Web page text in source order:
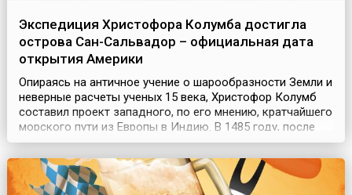
Экспедиция Христофора Колумба достигла
острова Сан-Сальвадор – официальная дата
открытия Америки
Опираясь на античное учение о шарообразности Земли и
неверные расчеты ученых 15 века, Христофор Колумб
составил проект западного, по его мнению, кратчайшего
морского пути из Европы в Индию. В 1485 году, после
того как португальский король отверг его проект,
Колумб перебрался в Кастилию, где при поддержке
главным образом андалусских купцов и банкиров
добился организации под своим руководством п...